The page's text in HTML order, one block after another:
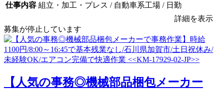
仕事内容 組立・加工・プレス / 自動車系工場 / 日勤
詳細を表示
募集が停止しています
【人気の事務◎機械部品梱包メーカー